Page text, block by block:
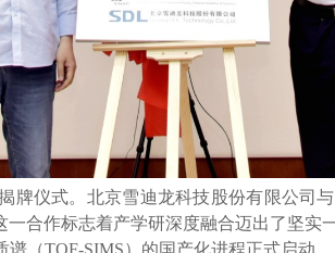
牌仪式。北京雪迪龙科技股份有限公司
一合作标志着产学研深度融合迈出了坚实